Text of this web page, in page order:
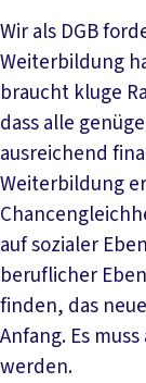
Wir als DGB
Weiterbildung
braucht kluge
dass alle
ausreichend
Weiterbildung
auf sozialer
beruflicher
finden, das
Anfang. Es
werden.